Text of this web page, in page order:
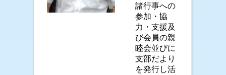
諸行事への
参加・協
力・支援及
び会員の親
睦会並びに
支部だより
を発行し活